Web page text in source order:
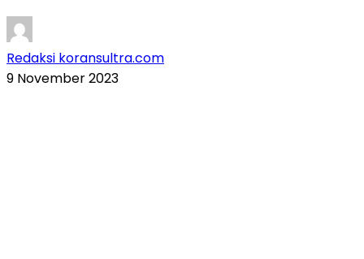
Redaksi koransultra.com
9 November 2023